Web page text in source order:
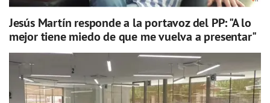
Jesús Martín responde a la portavoz del PP: "A lo
mejor tiene miedo de que me vuelva a presentar"